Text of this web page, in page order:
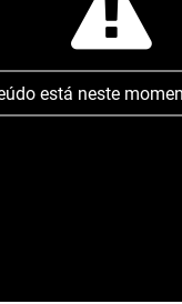
está neste